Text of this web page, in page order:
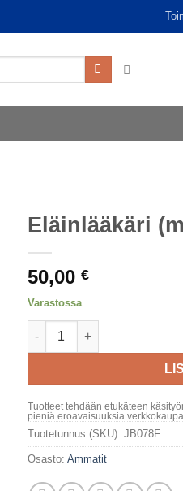
Eläinlääkäri
50,00 €
Varastossa
Eläinlääkäri (mies) määrä
Tuotteet tehdään etukäteen
pieniä eroavaisuuksia
Tuotetunnus (SKU): JB078F
Osasto: Ammatit